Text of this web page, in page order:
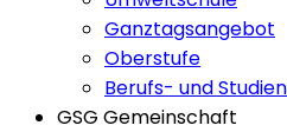
Ganztagsangebot
Oberstufe
Berufs- und
GSG Gemeinschaft